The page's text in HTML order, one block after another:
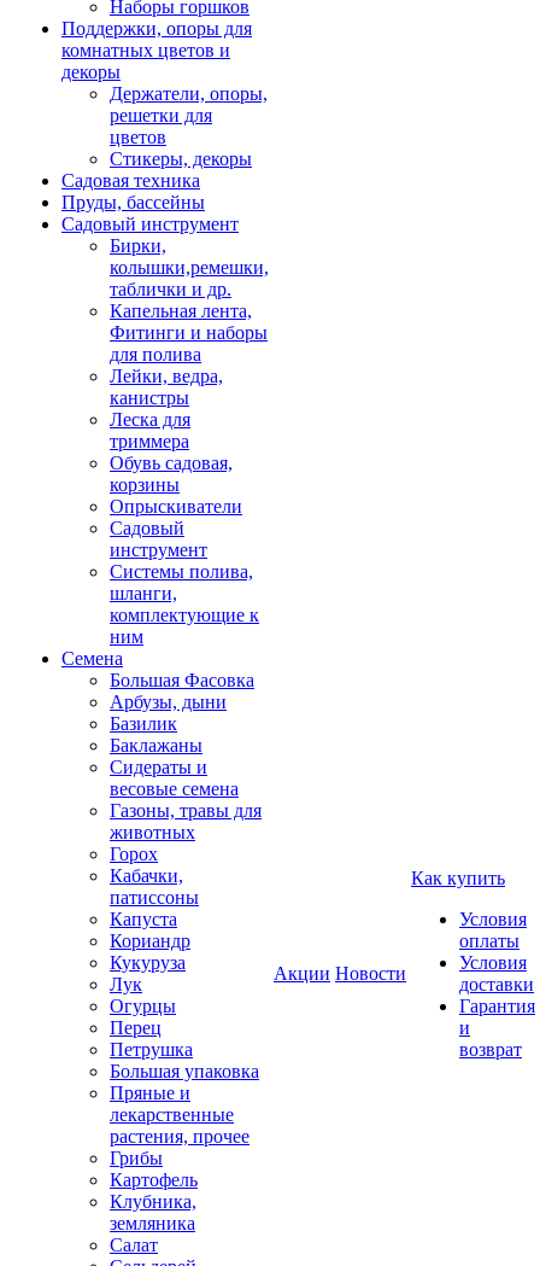
Наборы горшков
Поддержки, опоры для
комнатных цветов и
декоры
Держатели, опоры,
решетки для
цветов
Стикеры, декоры
Садовая техника
Пруды, бассейны
Садовый инструмент
Бирки,
колышки,ремешки,
таблички и др.
Капельная лента,
Фитинги и наборы
для полива
Лейки, ведра,
канистры
Леска для
триммера
Обувь садовая,
корзины
Опрыскиватели
Садовый
инструмент
Системы полива,
шланги,
комплектующие к
ним
Семена
Большая Фасовка
Арбузы, дыни
Базилик
Баклажаны
Сидераты и
весовые семена
Газоны, травы для
животных
Горох
Кабачки,
патиссоны
Капуста
Кориандр
Кукуруза
Лук
Огурцы
Перец
Петрушка
Большая упаковка
Пряные и
лекарственные
растения, прочее
Грибы
Картофель
Клубника,
земляника
Салат
Акции Новости
Как купить
Условия
оплаты
Условия
доставки
Гарантия
и
возврат